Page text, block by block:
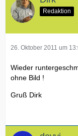
Redaktion
26. Oktober 2011 um
Wieder
ohne Bild !
Gruß Dirk